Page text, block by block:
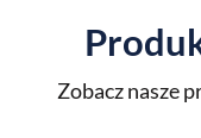
Zobacz nasze